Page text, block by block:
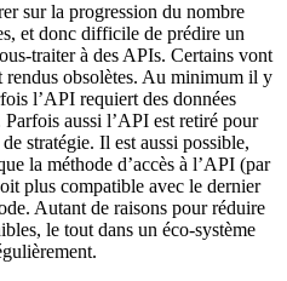
sur la progression du nombre
et donc difficile de prédire un
traiter à des APIs. Certains vont
rendus obsolètes. Au minimum il y
l’API requiert des données
aussi l’API est retiré pour
stratégie. Il est aussi possible,
la méthode d’accès à l’API (par
plus compatible avec le dernier
Autant de raisons pour réduire
le tout dans un éco-système